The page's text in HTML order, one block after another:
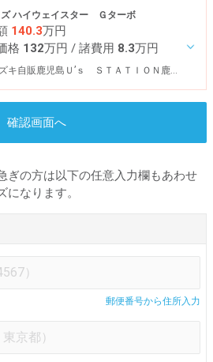
ズ ハイウェイスター Ｇターボ
140.3万円
格 132万円 / 諸費用 8.3万円
確認画面へ
ぎの方は以下の任意入力欄もあわせ
なります。
郵便番号から住所入力